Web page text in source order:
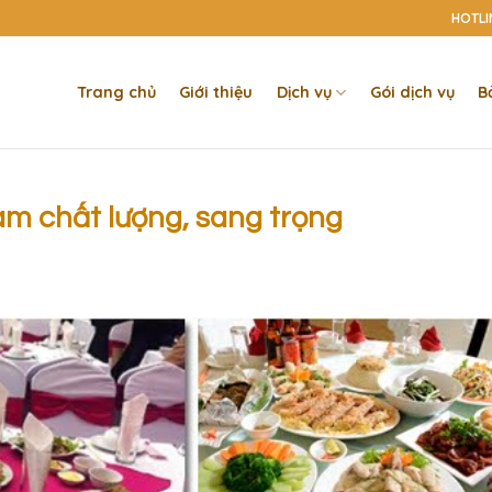
Trang chủ Giới thiệu Dịch vụ Gói dịch vụ
chất lượng, sang trọng